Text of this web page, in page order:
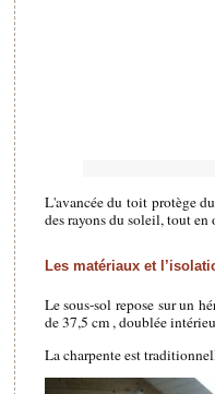
L'avancée du toit protège
des rayons du soleil, tout en
Les matériaux et
Le sous-sol repose sur un
de 37,5 cm , doublée
La charpente est